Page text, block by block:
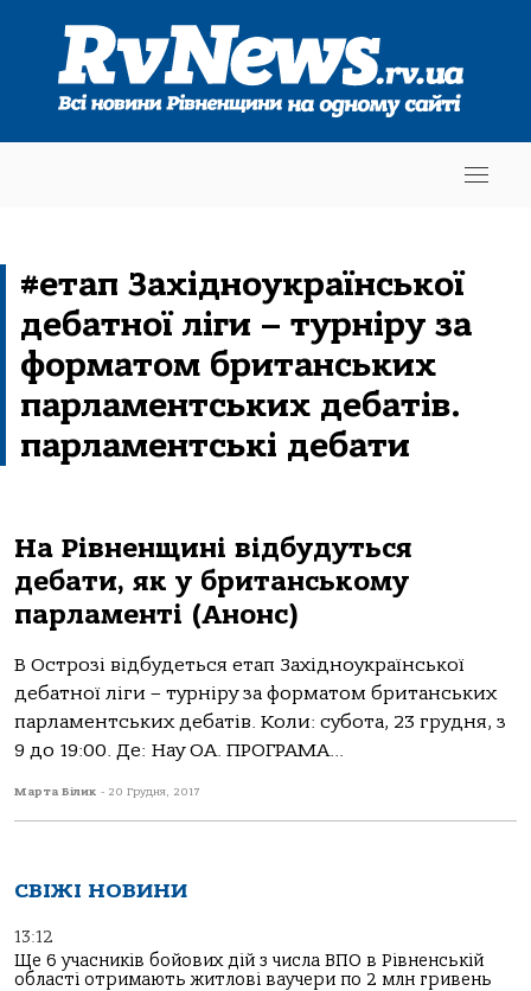
#етап Західноукраїнської
дебатної ліги – турніру за
форматом британських
парламентських дебатів.
парламентські дебати
На Рівненщині відбудуться
дебати, як у британському
парламенті (Анонс)
В Острозі відбудеться етап Західноукраїнської
дебатної ліги – турніру за форматом британських
парламентських дебатів. Коли: субота, 23 грудня, з
9 до 19:00. Де: Нау ОА. ПРОГРАМА...
Марта Білик - 20 Грудня, 2017
СВІЖІ НОВИНИ
13:12
Ще 6 учасників бойових дій з числа ВПО в Рівненській
області отримають житлові ваучери по 2 млн гривень